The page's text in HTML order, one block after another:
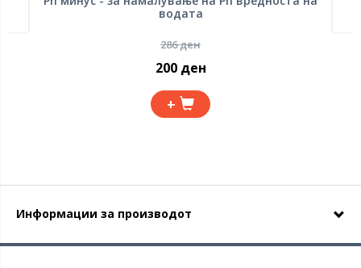
водата
286 ден
200 ден
+
Информации за производот